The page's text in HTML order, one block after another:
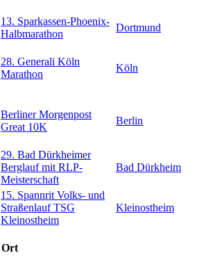
13. Sparkassen-Phoenix-
Halbmarathon
Dortmund
28. Generali Köln
Marathon
Köln
Berliner Morgenpost
Great 10K
Berlin
29. Bad Dürkheimer
Berglauf mit RLP-
Meisterschaft
Bad Dürkheim
15. Spannrit Volks- und
Straßenlauf TSG
Kleinostheim
Kleinostheim
Ort